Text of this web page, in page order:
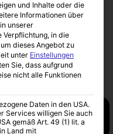
3 Minuten gelesen
und Inhalte oder die
Informationen über
unserer
Verpflichtung, in die
dieses Angebot zu
unter Einstellungen
Sie, dass aufgrund
nicht alle Funktionen
Daten in den USA.
Services willigen Sie auch
gemäß Art. 49 (1) lit. a
Land mit